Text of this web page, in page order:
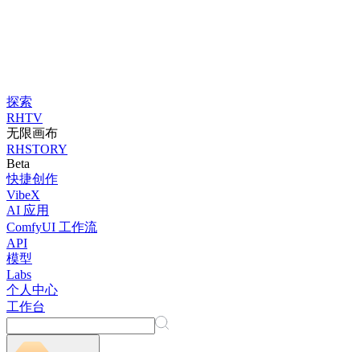
探索
RHTV
无限画布
RHSTORY
Beta
快捷创作
VibeX
AI 应用
ComfyUI 工作流
API
模型
Labs
个人中心
工作台